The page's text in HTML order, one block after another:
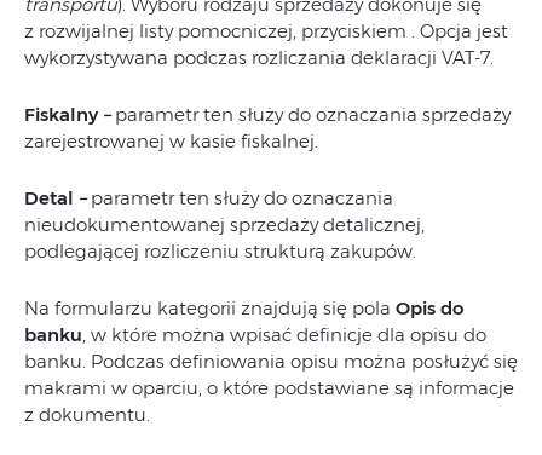
z rozwijalnej listy pomocniczej, przyciskiem . Opcja jest
wykorzystywana podczas rozliczania deklaracji VAT-7.
Fiskalny –parametr ten służy do oznaczania sprzedaży
zarejestrowanej w kasie fiskalnej.
Detal –parametr ten służy do oznaczania
nieudokumentowanej sprzedaży detalicznej,
podlegającej rozliczeniu strukturą zakupów.
Na formularzu kategorii znajdują się pola Opis do
banku, w które można wpisać definicje dla opisu do
banku. Podczas definiowania opisu można posłużyć się
makrami w oparciu, o które podstawiane są informacje
z dokumentu.